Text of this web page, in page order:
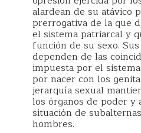
alardean de su atávico
prerrogativa de la que
el sistema patriarcal y
función de su sexo.
dependen de las
impuesta por el
por nacer con los
jerarquía sexual
los órganos de poder y
situación de
hombres.